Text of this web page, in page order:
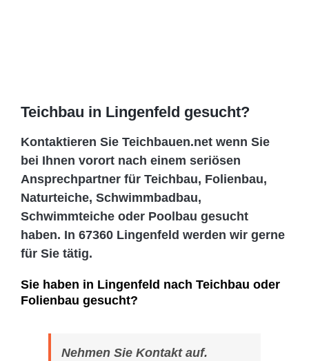
Teichbau in Lingenfeld gesucht?
Kontaktieren Sie Teichbauen.net wenn Sie
bei Ihnen vorort nach einem seriösen
Ansprechpartner für Teichbau, Folienbau,
Naturteiche, Schwimmbadbau,
Schwimmteiche oder Poolbau gesucht
haben. In 67360 Lingenfeld werden wir gerne
für Sie tätig.
Sie haben in Lingenfeld nach Teichbau oder
Folienbau gesucht?
Nehmen Sie Kontakt auf.